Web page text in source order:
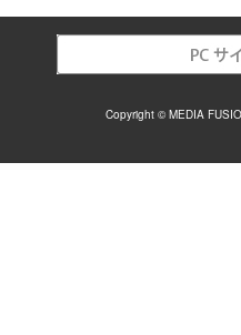
Copyright © MEDIA